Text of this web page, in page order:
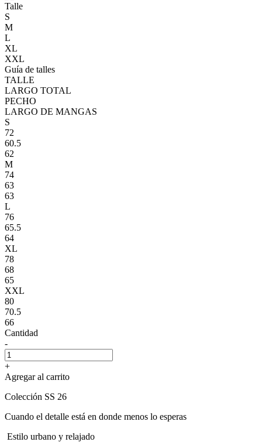
Talle
S
M
L
XL
XXL
Guía de talles
TALLE
LARGO TOTAL
PECHO
LARGO DE MANGAS
S
72
60.5
62
M
74
63
63
L
76
65.5
64
XL
78
68
65
XXL
80
70.5
66
Cantidad
-
+
Agregar al carrito
Colección SS 26
Cuando el detalle está en donde menos lo esperas
Estilo urbano y relajado